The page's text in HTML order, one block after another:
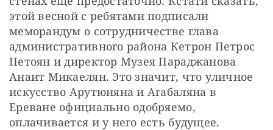
этой весной с ребятами подписали
меморандум о сотрудничестве глава
административного района Кетрон Петрос
Петоян и директор Музея Параджанова
Анаит Микаелян. Это значит, что уличное
искусство Арутюняна и Агабаляна в
Ереване официально одобряемо,
оплачивается и у него есть будущее.